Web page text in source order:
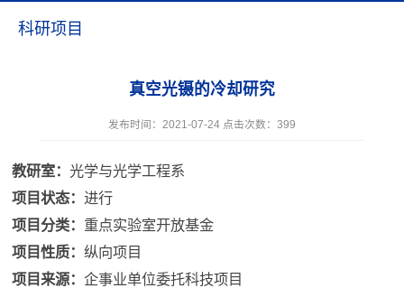
科研项目
真空光镊的冷却研究
发布时间：2021-07-24 点击次数： 399
教研室： 光学与光学工程系
项目状态：进行
项目分类： 重点实验室开放基金
项目性质：纵向项目
项目来源：企事业单位委托科技项目